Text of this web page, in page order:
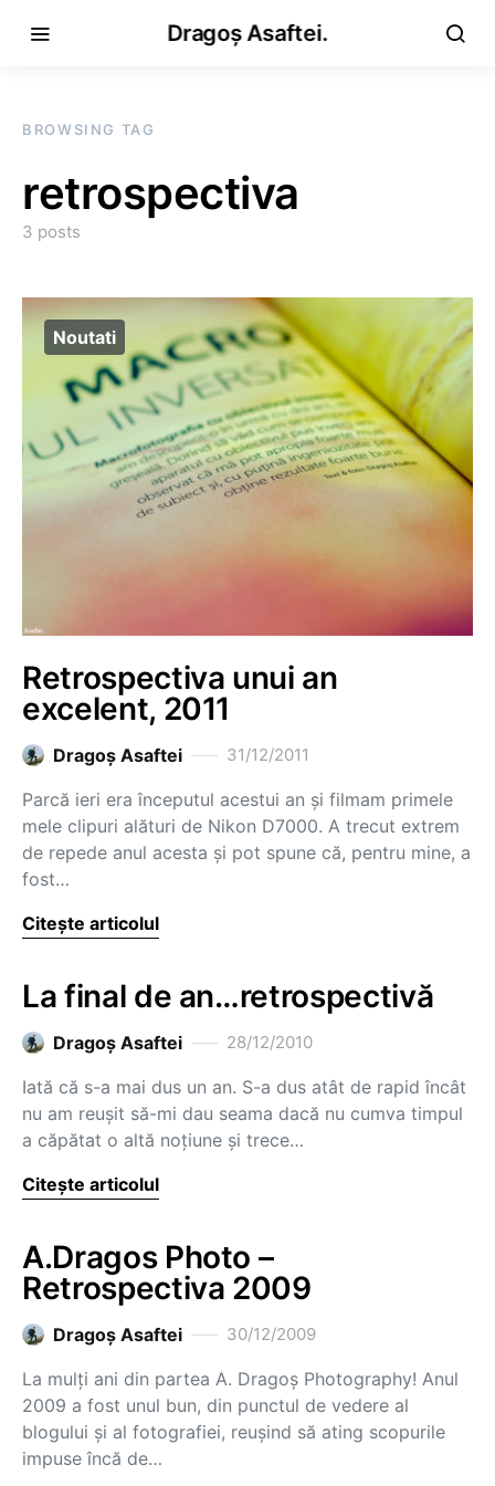
Dragoș Asaftei.
BROWSING TAG
retrospectiva
3 posts
Noutati
Retrospectiva unui an
excelent, 2011
Dragoş Asaftei 31/12/2011
Parcă ieri era începutul acestui an și filmam primele
mele clipuri alături de Nikon D7000. A trecut extrem
de repede anul acesta și pot spune că, pentru mine, a
fost…
Citește articolul
La final de an…retrospectivă
Dragoş Asaftei 28/12/2010
Iată că s-a mai dus un an. S-a dus atât de rapid încât
nu am reuşit să-mi dau seama dacă nu cumva timpul
a căpătat o altă noţiune şi trece…
Citește articolul
A.Dragos Photo –
Retrospectiva 2009
Dragoş Asaftei 30/12/2009
La mulţi ani din partea A. Dragoş Photography! Anul
2009 a fost unul bun, din punctul de vedere al
blogului şi al fotografiei, reuşind să ating scopurile
impuse încă de…